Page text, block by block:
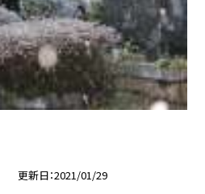
更新日 2021/01/29